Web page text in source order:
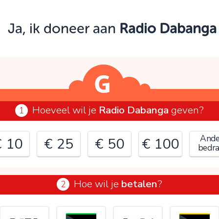
Ja, ik doneer aan Radio Dabanga
1 Hoeveel wil je Radio Dabanga geven?
10 € 25 € 50 € 100
€
2 Hoe wil je betalen?
OK